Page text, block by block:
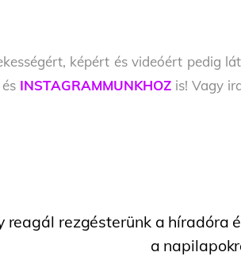
képért és videóért pedig
és INSTAGRAMMUNKHOZ is! Vagy
reagál rezgésterünk a híradóra
a